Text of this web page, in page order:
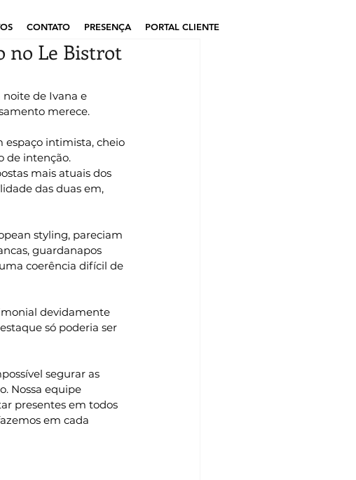
CONTATO PRESENÇA PORTAL CLIENTE
no Le Bistrot
noite de Ivana e
merece.
espaço intimista, cheio
de intenção.
mais atuais dos
das duas em,
styling, pareciam
guardanapos
coerência difícil de
devidamente
só poderia ser
segurar as
Nossa equipe
presentes em todos
em cada